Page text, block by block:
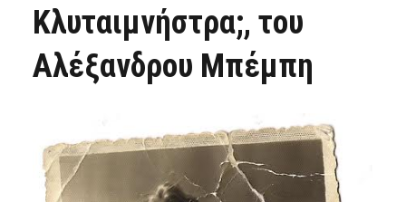
Κλυταιμνήστρα;, του
Αλέξανδρου Μπέμπη